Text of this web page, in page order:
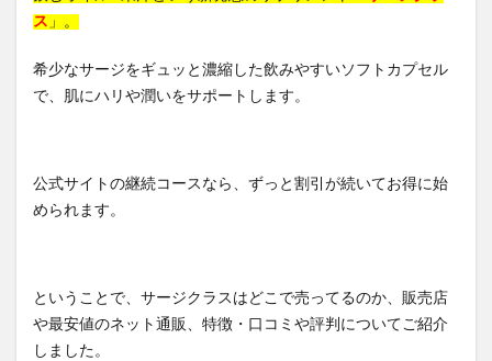
ス 」。
希少なサージをギュッと濃縮した飲みやすいソフトカプセル
で、肌にハリや潤いをサポートします。
公式サイトの継続コースなら、ずっと割引が続いてお得に始
められます。
ということで、サージクラスはどこで売ってるのか、販売店
や最安値のネット通販、特徴・口コミや評判についてご紹介
しました。